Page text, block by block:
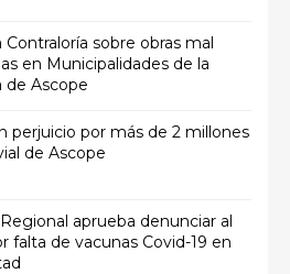
Contraloría sobre obras mal
en Municipalidades de la
de Ascope
perjuicio por más de 2 millones
de Ascope
aprueba denunciar al
falta de vacunas Covid-19 en